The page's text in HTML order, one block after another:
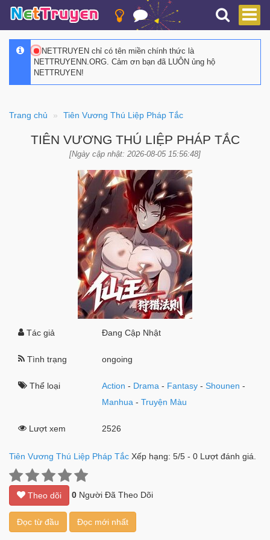
NETTRUYEN chỉ có tên miền chính thức là
NETTRUYENN.ORG. Cảm ơn bạn đã LUÔN ủng hộ
NETTRUYEN!
Trang chủ Tiên Vương Thú Liệp Pháp Tắc
TIÊN VƯƠNG THÚ LIỆP PHÁP TẮC
[Ngày cập nhật: 2026-08-05 15:56:48]
Tác giả Đang Cập Nhật
Tình trạng ongoing
Thể loại Action - Drama - Fantasy -Shounen -
Manhua -Truyện Màu
Lượt xem 2526
Tiên Vương Thú Liệp Pháp Tắc Xếp hạng: 5/5 - 0 Lượt đánh giá.
Theo dõi 0 Người Đã Theo Dõi
Đọc từ đầu Đọc mới nhất